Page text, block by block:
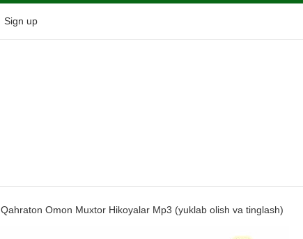
Sign up
Qahraton Omon Muxtor Hikoyalar Mp3 (yuklab olish va tinglash)